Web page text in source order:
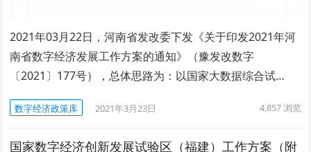
2021年03月22日，河南省发改委下发《关于印发2021年河
南省数字经济发展工作方案的通知》（豫发改数字
〔2021〕177号），总体思路为：以国家大数据综合试…
数字经济政策库 2021年3月23日 4,857浏览
国家数字经济创新发展试验区（福建）工作方案（附